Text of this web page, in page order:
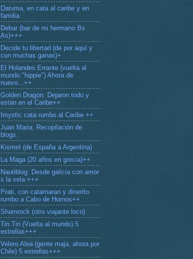
Daruma, en cata al caribe y en
familia
Debar (bar de mi hermano Bs
As)+++
Decide tu libertad (de por aquí y
con muchas ganas)+
El Holandes Errante (vuelta al
mundo "hippie") Ahora de
nuevo...++
Golden Dragon. Dejaron todo y
están en el Caribe++
Imystic cata rumbo al Caribe ++
Juan Maria. Recopilación de
blogs.
Kismet (de España a Argentina)
La Maga (20 años en grecia)++
Nautiblog. Desde galicia con amor
x la vela +++
Prati, con catamaran y dinerito
rumbo a Cabo de Hornos++
Shamrock (otro viajante loco)
Tin Tin (Vuelta al mundo) 5
estrellas+++
Velero Alea (gente maja, ahora por
Chile) 5 estrellas+++